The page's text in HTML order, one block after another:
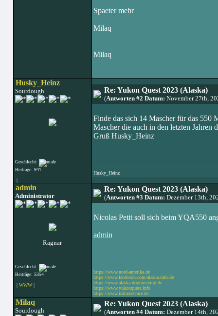
Spaeter mehr
Milaq
Milaq
Husky_Heinz
Sourdough
Geschlecht:
Beiträge: 941
|
Re: Yukon Quest 2023 (Alaska)
(Antworten #2 Datum: November 27th,
Finde das sich 14 Mascher für das 550
Mascher die auch in den letzten
Gruß Husky_Heinz
Husky_Heinz
admin
Administrator
Ragnar
Geschlecht:
Beiträge: 5354
| WWW|
Re: Yukon Quest 2023 (Alaska)
(Antworten #3 Datum: Dezember 13th,
Nicolas Petit soll sich beim YQA550
admin
https://www.nord-amerika.de
https://www.facebook.com/alaska.info.de
https://www.alaska-dogmushing.de
https://www.yukonquest.info
https://www.iditarod-race.de
Milaq
Sourdough
Re: Yukon Quest 2023 (Alaska)
(Antworten #4 Datum: Dezember 14th,